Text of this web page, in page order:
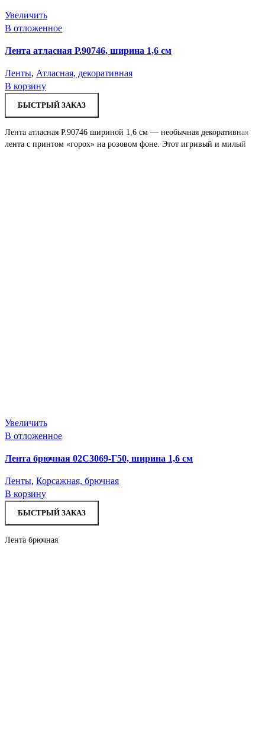
Увеличить
В отложенное
Лента атласная Р.90746, ширина 1,6 см
Ленты, Атласная, декоративная
В корзину
БЫСТРЫЙ ЗАКАЗ
Лента атласная Р.90746 шириной 1,6 см — необычная декоративная
лента с принтом «горох» на розовом фоне. Этот игривый и милый
Увеличить
В отложенное
Лента брючная 02С3069-Г50, ширина 1,6 см
Ленты, Корсажная, брючная
В корзину
БЫСТРЫЙ ЗАКАЗ
Лента брючная